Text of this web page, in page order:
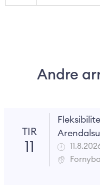
Andre
TIR
11